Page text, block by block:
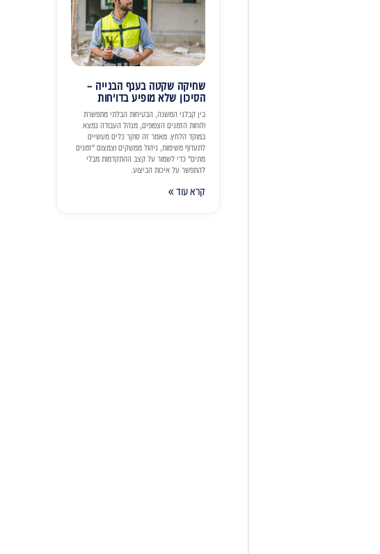
שחיקה שקטה בענף הבנייה –
הסיכון שלא מופיע בדו״חות
בין קבלני המשנה, הבטיחות הבלתי מתפשרת
ולוחות הזמנים הצפופים, מנהל העבודה נמצא
במוקד הלחץ. מאמר זה סוקר כלים מעשיים
לתעדוף משימות, ניהול ממשקים וצמצום "זמנים
מתים" כדי לשמור על קצב ההתקדמות מבלי
להתפשר על איכות הביצוע.
קרא עוד »